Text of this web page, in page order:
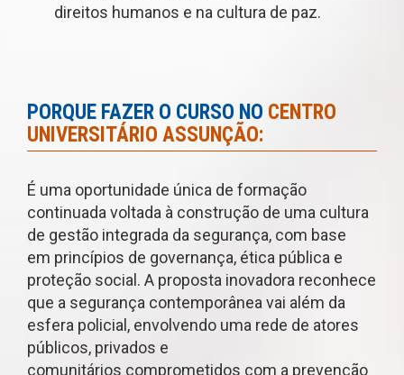
direitos humanos e na cultura de paz.
PORQUE FAZER O CURSO NO CENTRO
UNIVERSITÁRIO ASSUNÇÃO:
É uma oportunidade única de formação
continuada voltada à construção de uma cultura
de gestão integrada da segurança, com base
em princípios de governança, ética pública e
proteção social. A proposta inovadora reconhece
que a segurança contemporânea vai além da
esfera policial, envolvendo uma rede de atores
públicos, privados e
comunitários comprometidos com a prevenção